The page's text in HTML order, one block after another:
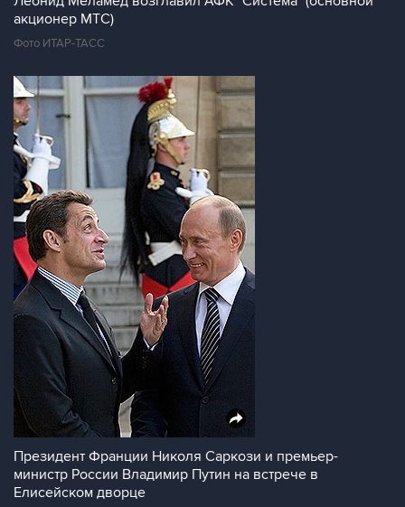
акционер МТС)
Фото ИТАР-ТАСС
Президент Франции Николя Саркози и премьер-
министр России Владимир Путин на встрече в
Елисейском дворце